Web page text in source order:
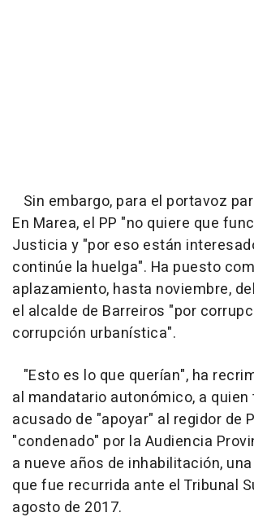
Sin embargo, para el portavoz
En Marea, el PP "no quiere que
Justicia y "por eso están
continúe la huelga". Ha puesto
aplazamiento, hasta noviembre,
el alcalde de Barreiros "por
corrupción urbanística".
"Esto es lo que querían", ha
al mandatario autonómico, a
acusado de "apoyar" al regidor de
"condenado" por la Audiencia
a nueve años de inhabilitación,
que fue recurrida ante el Tribunal
agosto de 2017.